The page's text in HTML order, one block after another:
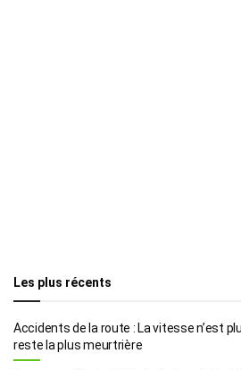
Les plus récents
Accidents de la route : La vitesse n’est
reste la plus meurtrière